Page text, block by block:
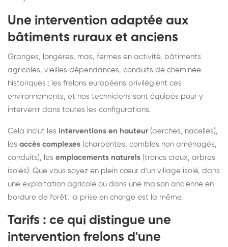
Une intervention adaptée aux
bâtiments ruraux et anciens
Granges, longères, mas, fermes en activité, bâtiments
agricoles, vieilles dépendances, conduits de cheminée
historiques : les frelons européens privilégient ces
environnements, et nos techniciens sont équipés pour y
intervenir dans toutes les configurations.
Cela inclut les interventions en hauteur (perches, nacelles),
les accès complexes (charpentes, combles non aménagés,
conduits), les emplacements naturels (troncs creux, arbres
isolés). Que vous soyez en plein cœur d'un village isolé, dans
une exploitation agricole ou dans une maison ancienne en
bordure de forêt, la prise en charge est la même.
Tarifs : ce qui distingue une
intervention frelons d'une